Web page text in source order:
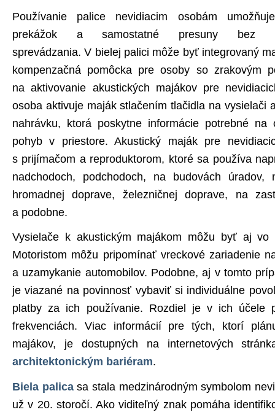
Používanie palice nevidiacim osobám
prekážok a samostatné presuny bez
sprevádzania. V bielej palici môže byť integrovaný
kompenzačná pomôcka pre osoby so zrakovým
na aktivovanie akustických majákov pre
osoba aktivuje maják stlačením tlačidla na vysielači
nahrávku, ktorá poskytne informácie potrebné na
pohyb v priestore. Akustický maják pre
s prijímačom a reproduktorom, ktoré sa používa
nadchodoch, podchodoch, na budovách úradov,
hromadnej doprave, železničnej doprave, na
a podobne.
Vysielače k akustickým majákom môžu byť aj vo
Motoristom môžu pripomínať vreckové zariadenie
a uzamykanie automobilov. Podobne, aj v tomto
je viazané na povinnosť vybaviť si individuálne
platby za ich používanie. Rozdiel je v ich účele
frekvenciách. Viac informácií pre tých, ktorí
majákov, je dostupných na internetových
architektonickým bariéram.
Biela palicasa stala medzinárodným symbolom
už v 20. storočí. Ako viditeľný znak pomáha